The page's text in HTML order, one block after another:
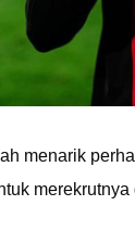
menarik